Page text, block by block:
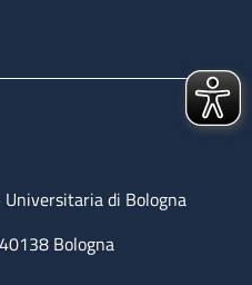
Universitaria di Bologna
Bologna